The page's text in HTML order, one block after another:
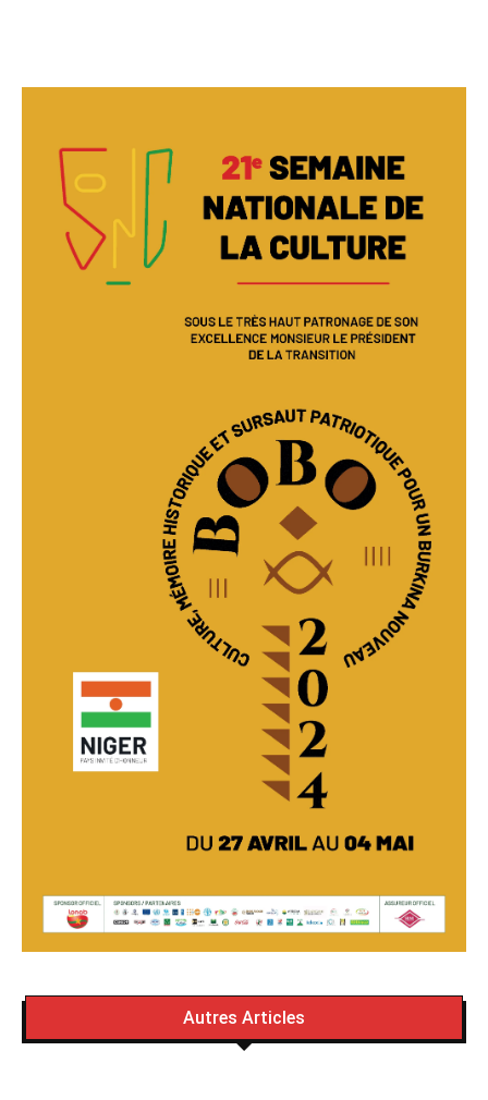
Autres Articles